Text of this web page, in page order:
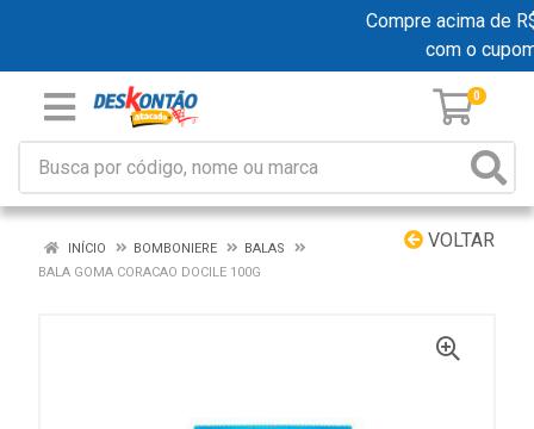
Compre acima de
com o
0
VOLTAR
INÍCIO BOMBONIERE
BALAS
BALA GOMA CORACAO DOCILE 100G